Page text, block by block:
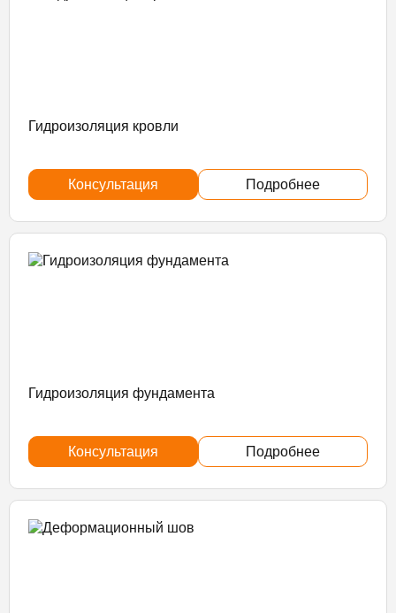
Гидроизоляция кровли
Консультация Подробнее
Гидроизоляция фундамента
Консультация Подробнее